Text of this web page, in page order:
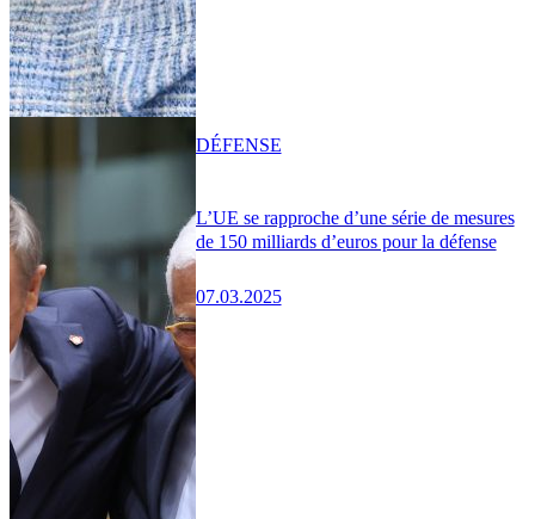
L’UE se rapproche d’une série de mesures
de 150 milliards d’euros pour la défense
07.03.2025
DÉFENSE